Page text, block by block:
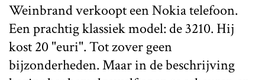
Weinbrand verkoopt een Nokia telefoon.
Een prachtig klassiek model: de 3210. Hij
kost 20 "euri". Tot zover geen
bijzonderheden. Maar in de beschrijving